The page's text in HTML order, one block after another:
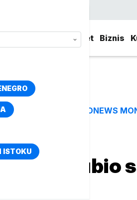
Svet Biznis
ISTOKU
TOP TAGOVI EURONEWS
Izgubio
od raka